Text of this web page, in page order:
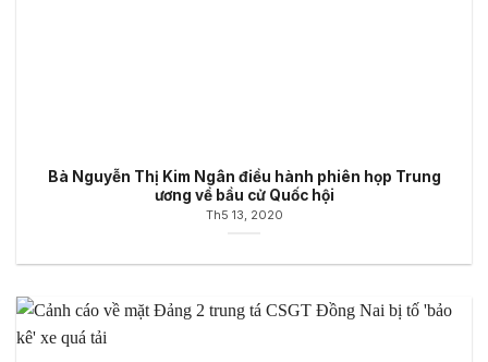
Bà Nguyễn Thị Kim Ngân điều hành phiên họp Trung
ương về bầu cử Quốc hội
Th5 13, 2020